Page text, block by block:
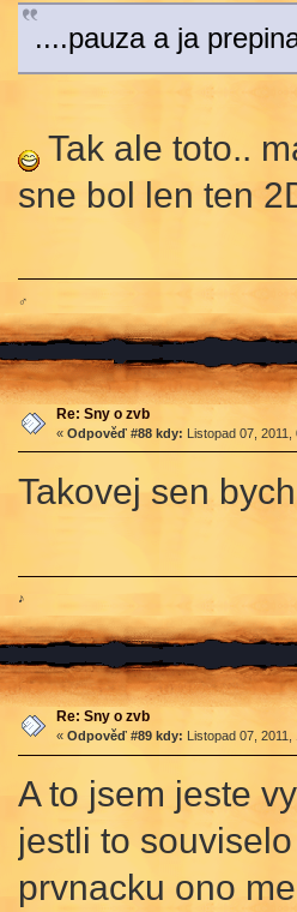
....pauza a ja
Tak ale toto..
sne bol len ten
♂
Re: Sny o zvb
« Odpověď #88 kdy: Listopad 07,
Takovej sen
♪
Re: Sny o zvb
« Odpověď #89 kdy: Listopad 07,
A to jsem jeste
jestli to
prvnacku ono